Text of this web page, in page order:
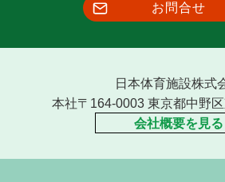
お問合せ
日本体育施設株式
本社〒164-0003 東京都中野
会社概要を見る